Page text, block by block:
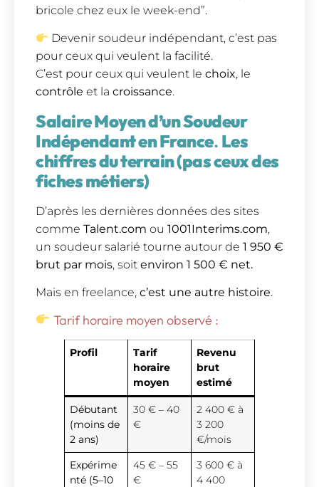
bricole chez eux le week-end”.
Devenir soudeur indépendant, c’est pas
pour ceux qui veulent la facilité.
C’est pour ceux qui veulent le choix, le
contrôle et la croissance.
Salaire Moyen d’un Soudeur
Indépendant en France. Les
chiffres du terrain (pas ceux des
fiches métiers)
D’après les dernières données des sites
comme Talent.com ou 1001Interims.com,
un soudeur salarié tourne autour de 1 950 €
brut par mois, soit environ 1 500 € net.
Mais en freelance, c’est une autre histoire.
Tarif horaire moyen observé :
Profil
Tarif
horaire
moyen
Revenu
brut
estimé
Débutant
(moins de
2 ans)
30 € – 40
€
2 400 € à
3 200
€/mois
Expérime
nté (5–10
45 € – 55
€
3 600 € à
4 400